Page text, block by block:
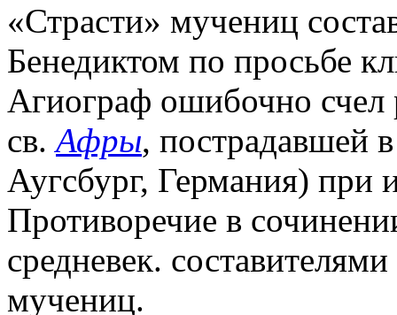
«Страсти» мучениц
Бенедиктом по просьбе
Агиограф ошибочно
св.Афры, пострадавшей
Аугсбург, Германия) при
Противоречие в
средневек.
мучениц.